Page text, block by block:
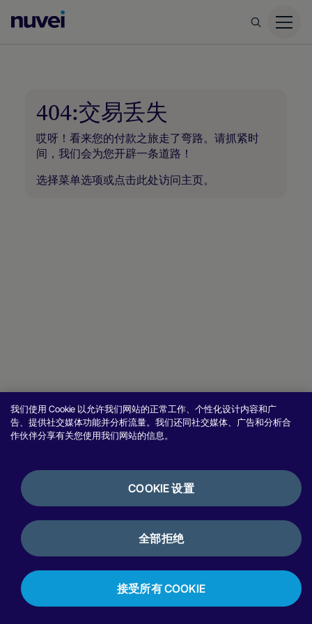
主
404:交易丢失
哎呀！看来您的付款之旅走了弯路。请抓紧时
间，我们会为您开辟一条道路！
选择菜单选项或点击此处访问主页。
我们使用 Cookie 以允许我们网站的正常工作、个性化设计内容和广
告、提供社交媒体功能并分析流量。我们还同社交媒体、广告和分析合
作伙伴分享有关您使用我们网站的信息。
COOKIE 设置
全部拒绝
接受所有 COOKIE